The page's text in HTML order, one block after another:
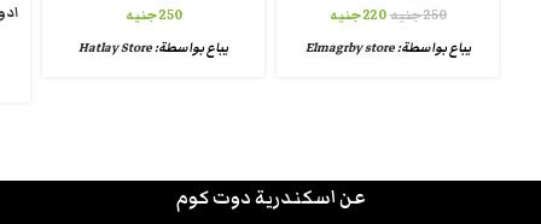
250جنيه220جنيه
يباع بواسطة:Elmagrby store
250جنيه
يباع بواسطة:Hatlay Store
عن اسكندرية دوت كوم